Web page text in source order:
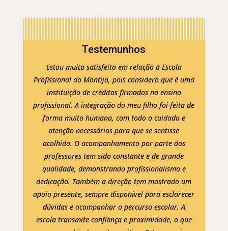
Testemunhos
Estou muito satisfeita em relação à Escola
Profissional do Montijo, pois considero que é uma
instituição de créditos firmados no ensino
profissional. A integração do meu filho foi feita de
forma muito humana, com todo o cuidado e
atenção necessários para que se sentisse
acolhido. O acompanhamento por parte dos
professores tem sido constante e de grande
qualidade, demonstrando profissionalismo e
dedicação. Também a direção tem mostrado um
apoio presente, sempre disponível para esclarecer
dúvidas e acompanhar o percurso escolar. A
escola transmite confiança e proximidade, o que